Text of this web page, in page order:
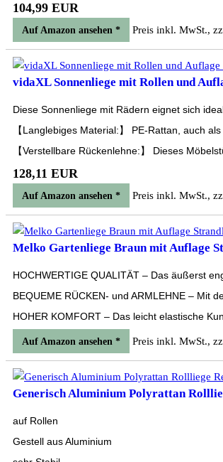
104,99 EUR
Auf Amazon ansehen * Preis inkl. MwSt.,
vidaXL Sonnenliege mit Rollen und
Diese Sonnenliege mit Rädern eignet sich
【Langlebiges Material:】 PE-Rattan, auch
【Verstellbare Rückenlehne:】 Dieses
128,11 EUR
Auf Amazon ansehen * Preis inkl. MwSt.,
Melko Gartenliege Braun mit Auflage
HOCHWERTIGE QUALITÄT – Das äußerst
BEQUEME RÜCKEN- und ARMLEHNE – Mit
HOHER KOMFORT – Das leicht elastische
Auf Amazon ansehen * Preis inkl. MwSt.,
Generisch Aluminium Polyrattan
auf Rollen
Gestell aus Aluminium